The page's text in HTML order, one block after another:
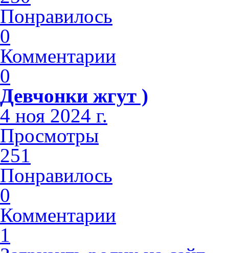
Понравилось
0
Комментарии
0
Девчонки жгут )
4 ноя 2024 г.
Просмотры
251
Понравилось
0
Комментарии
1